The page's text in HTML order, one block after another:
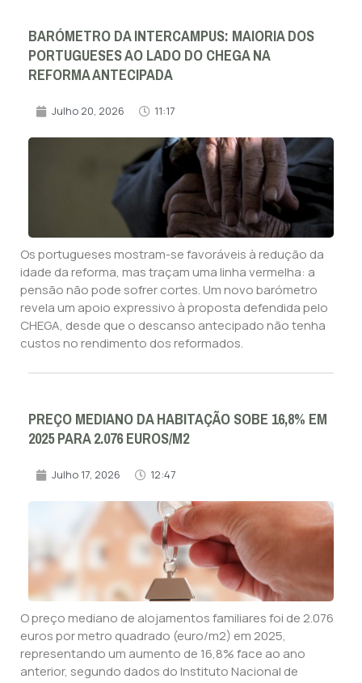
BARÓMETRO DA INTERCAMPUS: MAIORIA DOS
PORTUGUESES AO LADO DO CHEGA NA
REFORMA ANTECIPADA
Julho 20, 2026 11:17
Os portugueses mostram-se favoráveis à redução da
idade da reforma, mas traçam uma linha vermelha: a
pensão não pode sofrer cortes. Um novo barómetro
revela um apoio expressivo à proposta defendida pelo
CHEGA, desde que o descanso antecipado não tenha
custos no rendimento dos reformados.
PREÇO MEDIANO DA HABITAÇÃO SOBE 16,8% EM
2025 PARA 2.076 EUROS/M2
Julho 17, 2026 12:47
O preço mediano de alojamentos familiares foi de 2.076
euros por metro quadrado (euro/m2) em 2025,
representando um aumento de 16,8% face ao ano
anterior, segundo dados do Instituto Nacional de